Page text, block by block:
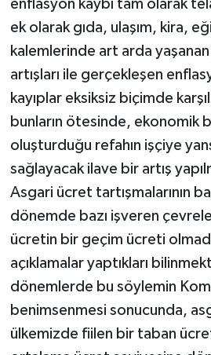
enflasyon kaybı tam olarak
ek olarak gıda, ulaşım, kira,
kalemlerinde art arda
artışları ile gerçekleşen
kayıplar eksiksiz biçimde
bunların ötesinde, ekonomik
oluşturduğu refahın işçiye
sağlayacak ilave bir artış
Asgari ücret tartışmalarının
dönemde bazı işveren
ücretin bir geçim ücreti
açıklamalar yaptıkları
dönemlerde bu söylemin
benimsenmesi sonucunda,
ülkemizde fiilen bir taban